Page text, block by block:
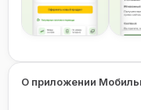
О приложении